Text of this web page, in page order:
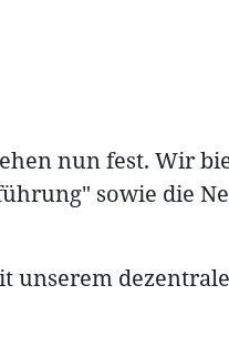
nun fest. Wir
sowie die
unserem